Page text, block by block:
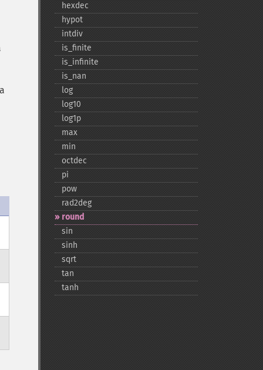
hexdec
hypot
intdiv
is_​finite
is_​infinite
is_​nan
log
log10
log1p
max
min
octdec
pi
pow
rad2deg
round
sin
sinh
sqrt
tan
tanh